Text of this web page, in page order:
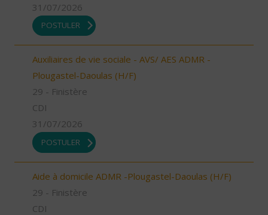
31/07/2026
POSTULER
Auxiliaires de vie sociale - AVS/ AES ADMR -
Plougastel-Daoulas (H/F)
29 - Finistère
CDI
31/07/2026
POSTULER
Aide à domicile ADMR -Plougastel-Daoulas (H/F)
29 - Finistère
CDI